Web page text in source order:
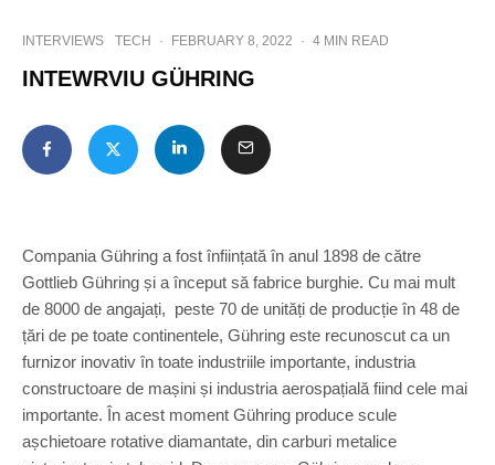
INTERVIEWS TECH · FEBRUARY 8, 2022 · 4 MIN READ
INTEWRVIU GÜHRING
Compania Gühring a fost înființată în anul 1898 de către
Gottlieb Gühring și a început să fabrice burghie. Cu mai mult
de 8000 de angajați, peste 70 de unități de producție în 48 de
țări de pe toate continentele, Gühring este recunoscut ca un
furnizor inovativ în toate industriile importante, industria
constructoare de mașini și industria aerospațială fiind cele mai
importante. În acest moment Gühring produce scule
așchietoare rotative diamantate, din carburi metalice